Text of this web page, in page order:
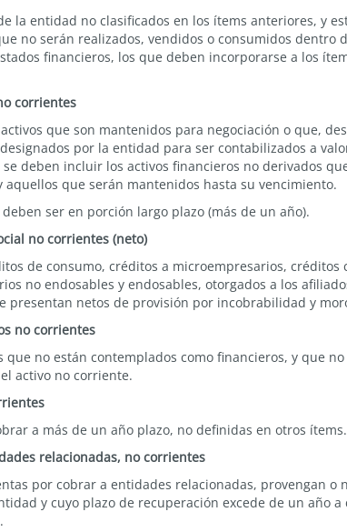
la entidad no clasificados en los ítems anteriores, y
no serán realizados, vendidos o consumidos dentro
financieros, los que deben incorporarse a los
corrientes
que son mantenidos para negociación o que,
por la entidad para ser contabilizados a
deben incluir los activos financieros no derivados
que serán mantenidos hasta su vencimiento.
ser en porción largo plazo (más de un año).
no corrientes (neto)
de consumo, créditos a microempresarios, créditos
no endosables y endosables, otorgados a los
presentan netos de provisión por incobrabilidad y
no corrientes
que no están contemplados como financieros, y que
activo no corriente.
a más de un año plazo, no definidas en otros ítems.
relacionadas, no corrientes
por cobrar a entidades relacionadas, provengan o
y cuyo plazo de recuperación excede de un año a